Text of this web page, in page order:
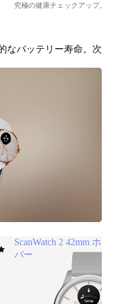
究極の健康チェックアップ。よ
なバッテリー寿命。次
ScanWatch 2 42mm ホ
バー